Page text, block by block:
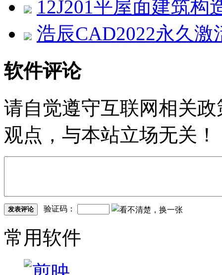
12J201平屋面建筑构
浩辰CAD2022永久激
软件评论
请自觉遵守互联网相关
观点，与本站立场无关！
发表评论 验证码：
常用软件